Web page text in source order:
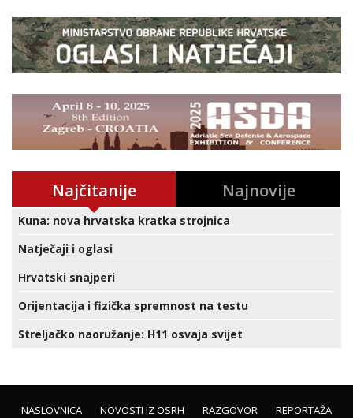
Najčitanije Najnovije
Kuna: nova hrvatska kratka strojnica
Natječaji i oglasi
Hrvatski snajperi
Orijentacija i fizička spremnost na testu
Streljačko naoružanje: H11 osvaja svijet
NASLOVNICA NOVOSTI IZ OSRH RAZGOVOR
REPORTAŽA